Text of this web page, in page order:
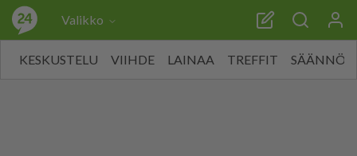
Valikko
KESKUSTELU VIIHDE LAINAA TREFFIT SÄÄNNÖT